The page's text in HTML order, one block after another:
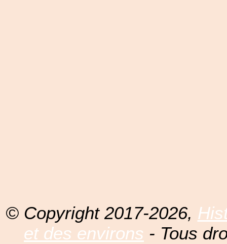
© Copyright 2017-2026,
et des environs - Tous